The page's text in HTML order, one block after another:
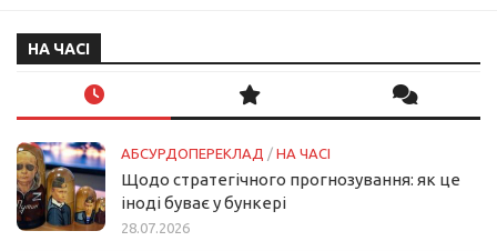
НА ЧАСІ
АБСУРДОПЕРЕКЛАД / НА ЧАСІ
Щодо стратегічного прогнозування: як це
іноді буває у бункері
28.07.2026